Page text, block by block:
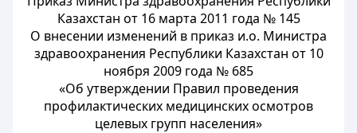
Казахстан от 16 марта 2011 года № 145
О внесении изменений в приказ и.о. Министра
здравоохранения Республики Казахстан от 10
ноября 2009 года № 685
«Об утверждении Правил проведения
профилактических медицинских осмотров
целевых групп населения»